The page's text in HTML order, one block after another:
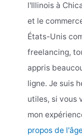
l'Illinois à
et le
États-Unis
freelancing,
appris
ligne. Je suis
utiles, si vous
mon
propos de